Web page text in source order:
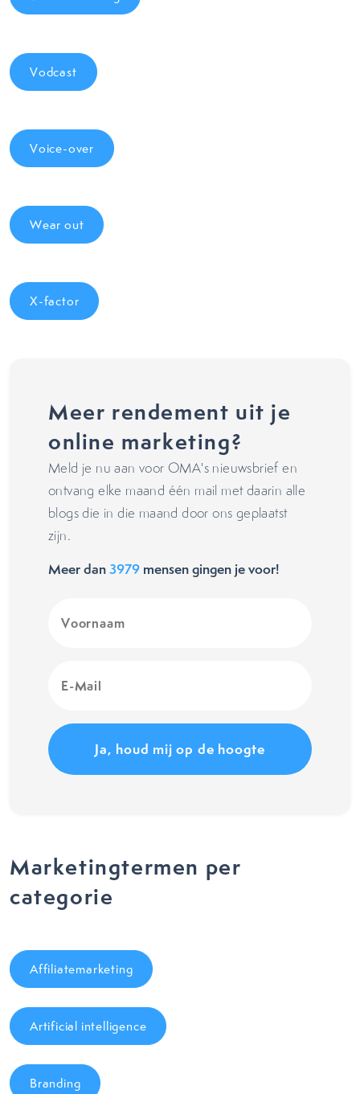
Vodcast
Voice-over
Wear out
X-factor
Meer rendement uit je
online marketing?
Meld je nu aan voor OMA's nieuwsbrief en
ontvang elke maand één mail met daarin alle
blogs die in die maand door ons geplaatst
zijn.
Meer dan3979 mensen gingen je voor!
(Vereist)
Mail
Marketingtermen per
categorie
Affiliatemarketing
Artificial intelligence
Branding